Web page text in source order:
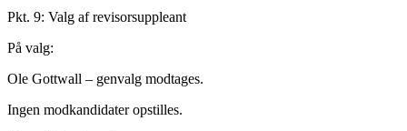
Pkt. 9: Valg af revisorsuppleant
På valg:
Ole Gottwall – genvalg modtages.
Ingen modkandidater opstilles.